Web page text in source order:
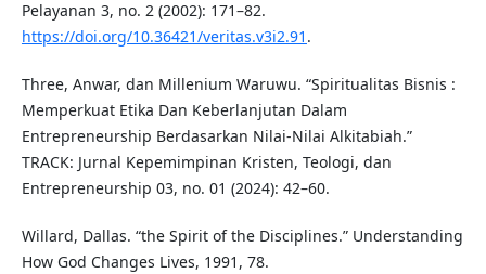
Pelayanan 3, no. 2 (2002): 171–82.
https://doi.org/10.36421/veritas.v3i2.91 .
Three, Anwar, dan Millenium Waruwu. “Spiritualitas Bisnis :
Memperkuat Etika Dan Keberlanjutan Dalam
Entrepreneurship Berdasarkan Nilai-Nilai Alkitabiah.”
TRACK: Jurnal Kepemimpinan Kristen, Teologi, dan
Entrepreneurship 03, no. 01 (2024): 42–60.
Willard, Dallas. “the Spirit of the Disciplines.” Understanding
How God Changes Lives, 1991, 78.